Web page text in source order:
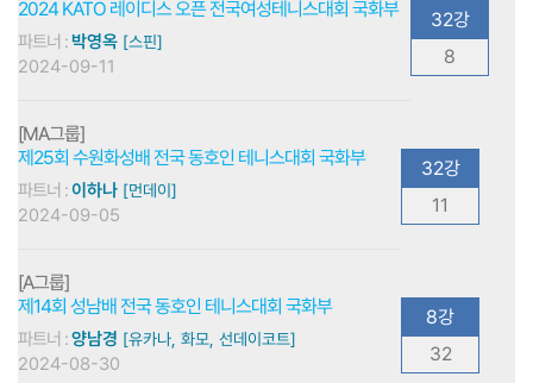
2024 KATO 레이디스 오픈 전국여성테니스대회 국화부
파트너 :박영옥 [스핀]
2024-09-11
32강
8
[MA그룹]
제25회 수원화성배 전국 동호인 테니스대회 국화부
파트너 :이하나 [먼데이]
2024-09-05
32강
11
[A그룹]
제14회 성남배 전국 동호인 테니스대회 국화부
파트너 :양남경 [유카나, 화모, 선데이코트]
2024-08-30
8강
32